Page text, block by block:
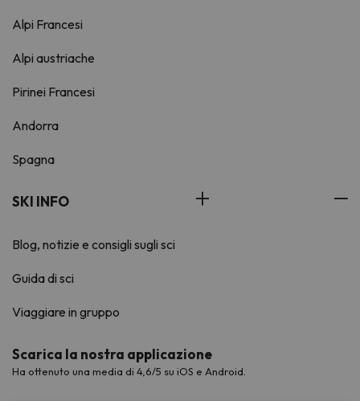
Alpi Francesi
Alpi austriache
Pirinei Francesi
Andorra
Spagna
SKI INFO
Blog, notizie e consigli sugli sci
Guida di sci
Viaggiare in gruppo
Scarica la nostra applicazione
Ha ottenuto una media di 4,6/5 su iOS e Android.